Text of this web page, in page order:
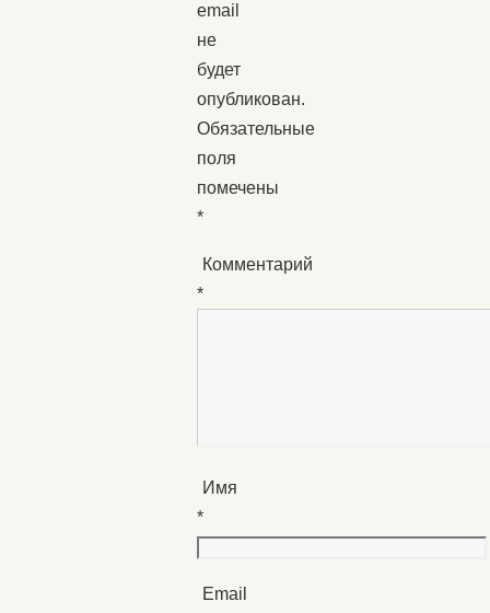
email
не
будет
опубликован.
Обязательные
поля
помечены
*
Комментарий
*
Имя
*
Email